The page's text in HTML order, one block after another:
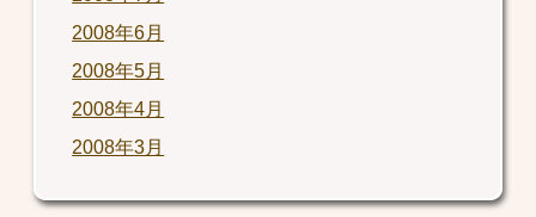
2008年6月
2008年5月
2008年4月
2008年3月